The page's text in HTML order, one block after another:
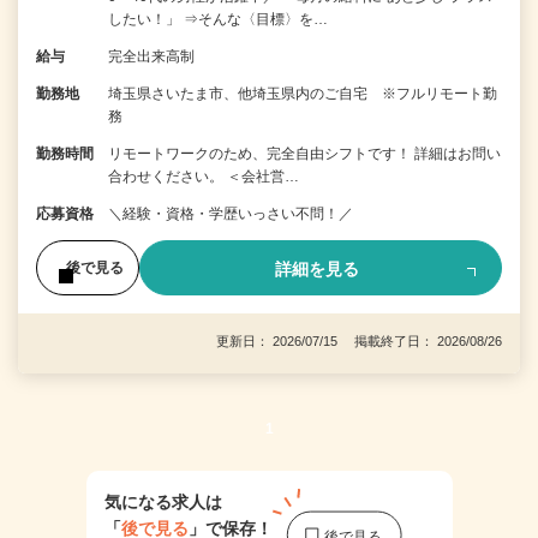
したい！」 ⇒そんな〈目標〉を…
給与 完全出来高制
勤務地
埼玉県さいたま市、他埼玉県内のご自宅 ※フルリモート勤
務
勤務時間
リモートワークのため、完全自由シフトです！ 詳細はお問い
合わせください。 ＜会社営…
応募資格 ＼経験・資格・学歴いっさい不問！／
後で見る 詳細を見る
更新日： 2026/07/15 掲載終了日： 2026/08/26
1
気になる求人は
「後で見る 」で保存！